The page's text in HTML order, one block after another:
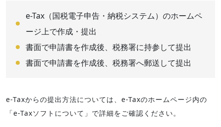
e-Tax（国税電子申告・納税システム）のホームペ
ージ上で作成・提出
書面で申請書を作成後、税務署に持参して提出
書面で申請書を作成後、税務署へ郵送して提出
e-Taxからの提出方法については、e-Taxのホームページ内の
「e-Taxソフトについて」で詳細をご確認ください。